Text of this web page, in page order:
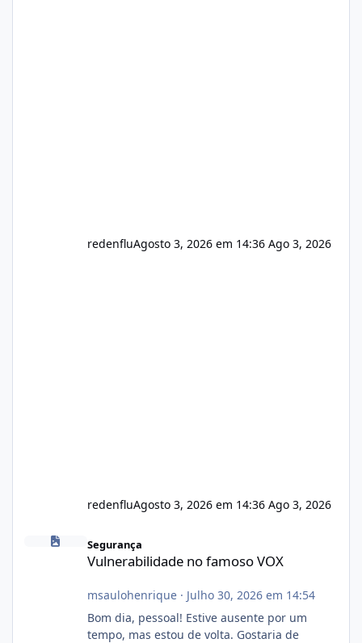
redenfluAgosto 3, 2026 em 14:36 Ago 3, 2026
redenfluAgosto 3, 2026 em 14:36 Ago 3, 2026
Segurança
Vulnerabilidade no famoso VOX
msaulohenrique· Julho 30, 2026 em 14:54
Bom dia, pessoal! Estive ausente por um
tempo, mas estou de volta. Gostaria de